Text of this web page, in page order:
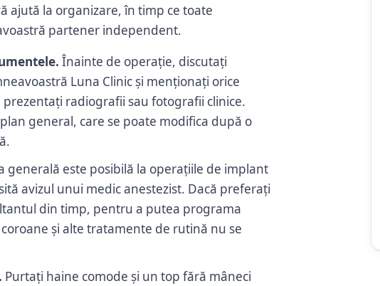
ajută la organizare, în timp ce toate
partener independent.
Înainte de operație, discutați
Luna Clinic și menționați orice
prezentați radiografii sau fotografii clinice.
general, care se poate modifica după o
generală este posibilă la operațiile de implant
avizul unui medic anestezist. Dacă preferați
din timp, pentru a putea programa
și alte tratamente de rutină nu se
Purtați haine comode și un top fără mâneci